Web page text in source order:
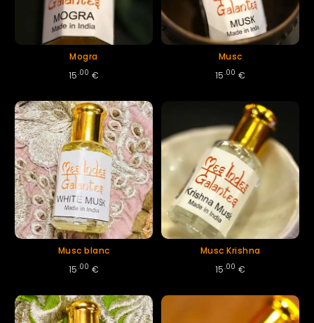
Mogra
15.00 €
Musc
15.00 €
Musc blanc
15.00 €
Musc Krishna
15.00 €